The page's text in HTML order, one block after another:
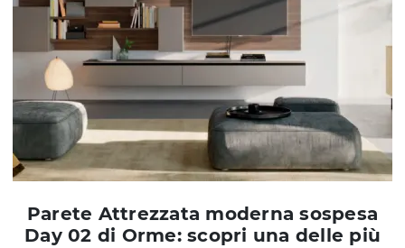
Parete Attrezzata moderna sospesa
Day 02 di Orme: scopri una delle più